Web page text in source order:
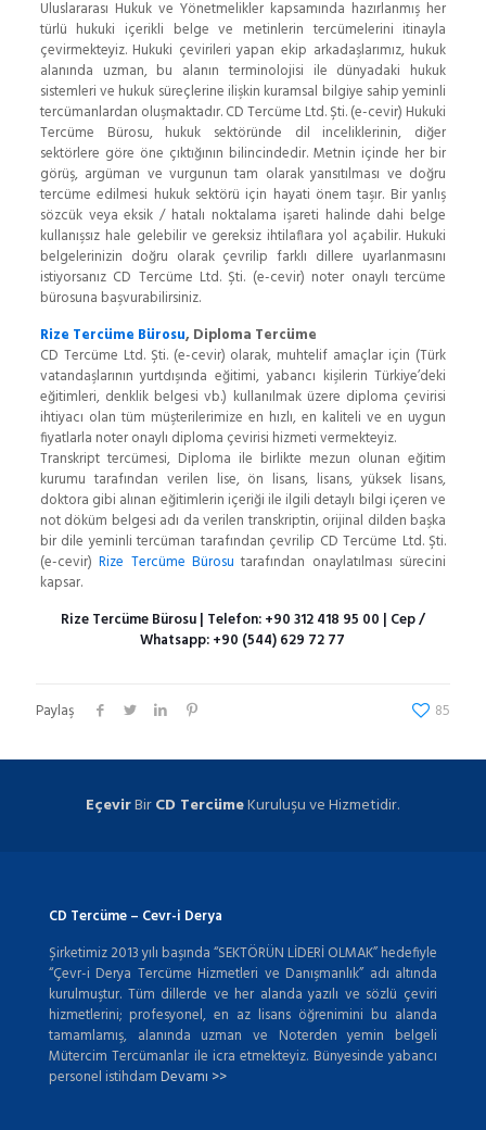
Uluslararası Hukuk ve Yönetmelikler kapsamında hazırlanmış her
türlü hukuki içerikli belge ve metinlerin tercümelerini itinayla
çevirmekteyiz. Hukuki çevirileri yapan ekip arkadaşlarımız, hukuk
alanında uzman, bu alanın terminolojisi ile dünyadaki hukuk
sistemleri ve hukuk süreçlerine ilişkin kuramsal bilgiye sahip yeminli
tercümanlardan oluşmaktadır. CD Tercüme Ltd. Şti. (e-cevir) Hukuki
Tercüme Bürosu, hukuk sektöründe dil inceliklerinin, diğer
sektörlere göre öne çıktığının bilincindedir. Metnin içinde her bir
görüş, argüman ve vurgunun tam olarak yansıtılması ve doğru
tercüme edilmesi hukuk sektörü için hayati önem taşır. Bir yanlış
sözcük veya eksik / hatalı noktalama işareti halinde dahi belge
kullanışsız hale gelebilir ve gereksiz ihtilaflara yol açabilir. Hukuki
belgelerinizin doğru olarak çevrilip farklı dillere uyarlanmasını
istiyorsanız CD Tercüme Ltd. Şti. (e-cevir) noter onaylı tercüme
bürosuna başvurabilirsiniz.
Rize Tercüme Bürosu, Diploma Tercüme
CD Tercüme Ltd. Şti. (e-cevir) olarak, muhtelif amaçlar için (Türk
vatandaşlarının yurtdışında eğitimi, yabancı kişilerin Türkiye’deki
eğitimleri, denklik belgesi vb.) kullanılmak üzere diploma çevirisi
ihtiyacı olan tüm müşterilerimize en hızlı, en kaliteli ve en uygun
fiyatlarla noter onaylı diploma çevirisi hizmeti vermekteyiz.
Transkript tercümesi, Diploma ile birlikte mezun olunan eğitim
kurumu tarafından verilen lise, ön lisans, lisans, yüksek lisans,
doktora gibi alınan eğitimlerin içeriği ile ilgili detaylı bilgi içeren ve
not döküm belgesi adı da verilen transkriptin, orijinal dilden başka
bir dile yeminli tercüman tarafından çevrilip CD Tercüme Ltd. Şti.
(e-cevir)Rize Tercüme Bürosu tarafından onaylatılması sürecini
kapsar.
Rize Tercüme Bürosu| Telefon:+90 312 418 95 00 | Cep /
Whatsapp:+90 (544) 629 72 77
Paylaş 85
EçevirBirCD TercümeKuruluşu ve Hizmetidir.
CD Tercüme – Cevr-i Derya
Şirketimiz 2013 yılı başında “SEKTÖRÜN LİDERİ OLMAK” hedefiyle
“Çevr-i Derya Tercüme Hizmetleri ve Danışmanlık” adı altında
kurulmuştur. Tüm dillerde ve her alanda yazılı ve sözlü çeviri
hizmetlerini; profesyonel, en az lisans öğrenimini bu alanda
tamamlamış, alanında uzman ve Noterden yemin belgeli
Mütercim Tercümanlar ile icra etmekteyiz. Bünyesinde yabancı
personel istihdamDevamı >>